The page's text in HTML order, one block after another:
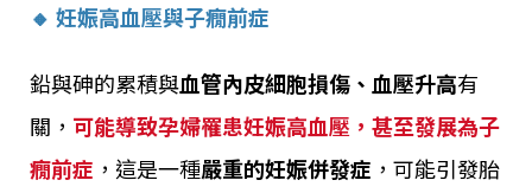
🔸 妊娠高血壓與子癇前症
鉛與砷的累積與血管內皮細胞損傷、血壓升高有
關， 可能導致孕婦罹患妊娠高血壓，甚至發展為子
癇前症 ，這是一種嚴重的妊娠併發症 ，可能引發胎